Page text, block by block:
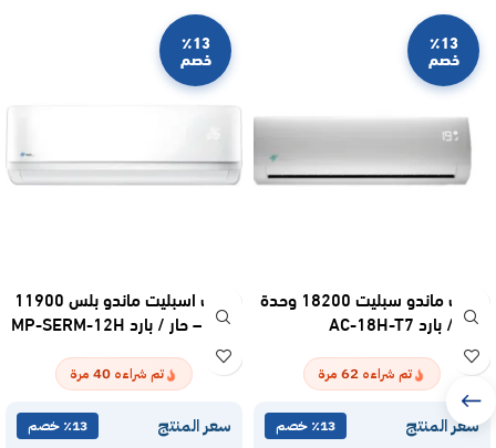
٪13
خصم
مكيف ماندو سبليت 18200 وحدة
– حار / بارد AC-18H-T7
تم شراءه 62 مرة
سعر المنتج ٪13 خصم
٪13
خصم
مكيف اسبليت ماندو بلس 11900
وحدة – حار / بارد MP-SERM-12H
تم شراءه 40 مرة
سعر المنتج ٪13 خصم